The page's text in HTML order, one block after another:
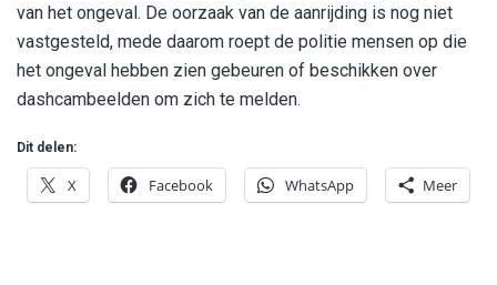
van het ongeval. De oorzaak van de aanrijding is nog niet
vastgesteld, mede daarom roept de politie mensen op die
het ongeval hebben zien gebeuren of beschikken over
dashcambeelden om zich te melden.
Dit delen:
X Facebook WhatsApp Meer